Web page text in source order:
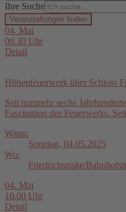
Ihre Suche
Veranstaltungen finden
04. Mai
00.30 Uhr
Detail
Höhenfeuerwerk über Schloss
Seit nunmehr sechs
Faszination des Feuerwerks.
Wann:
Sonntag, 04.05.2025
Wo:
Friedrichstraße/
04. Mai
10.00 Uhr
Detail